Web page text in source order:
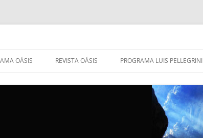
OÁSIS REVISTA OÁSIS PROGRAMA LUIS PELLEGRINI